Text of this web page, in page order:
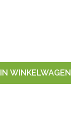
IN WINKELWAGEN